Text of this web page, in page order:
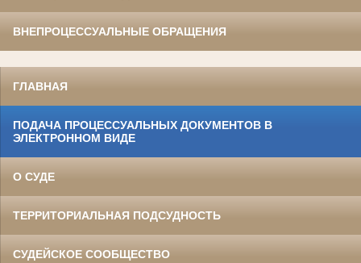
ВНЕПРОЦЕССУАЛЬНЫЕ ОБРАЩЕНИЯ
ГЛАВНАЯ
ПОДАЧА ПРОЦЕССУАЛЬНЫХ ДОКУМЕНТОВ В
ЭЛЕКТРОННОМ ВИДЕ
О СУДЕ
ТЕРРИТОРИАЛЬНАЯ ПОДСУДНОСТЬ
СУДЕЙСКОЕ СООБЩЕСТВО